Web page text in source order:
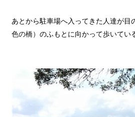
あとから駐車場へ入ってきた人達が目
色の橋） のふもとに向かって歩いてい